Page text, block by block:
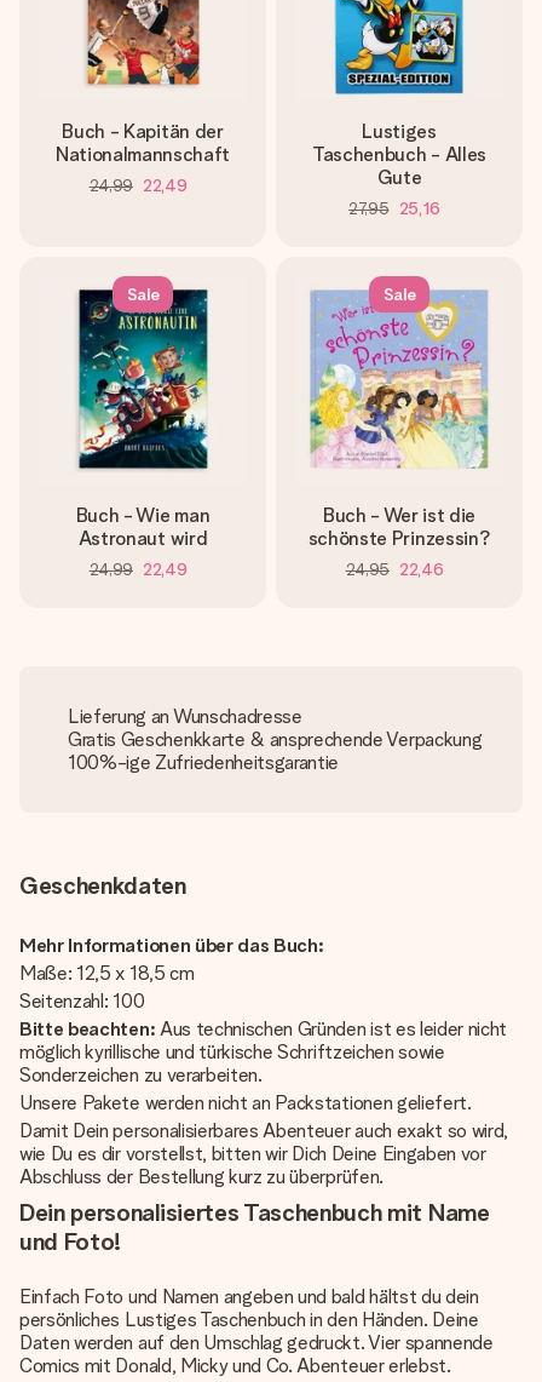
Buch - Kapitän der
Nationalmannschaft
24,99 22,49
Lustiges
Taschenbuch - Alles
Gute
27,95 25,16
Sale
Buch - Wie man
Astronaut wird
24,99 22,49
Sale
Buch - Wer ist die
schönste Prinzessin?
24,95 22,46
Lieferung an Wunschadresse
Gratis Geschenkkarte & ansprechende Verpackung
100%-ige Zufriedenheitsgarantie
Geschenkdaten
Mehr Informationen über das Buch:
Maße: 12,5 x 18,5 cm
Seitenzahl: 100
Bitte beachten: Aus technischen Gründen ist es leider nicht
möglich kyrillische und türkische Schriftzeichen sowie
Sonderzeichen zu verarbeiten.
Unsere Pakete werden nicht an Packstationen geliefert.
Damit Dein personalisierbares Abenteuer auch exakt so wird,
wie Du es dir vorstellst, bitten wir Dich Deine Eingaben vor
Abschluss der Bestellung kurz zu überprüfen.
Dein personalisiertes Taschenbuch mit Name
und Foto!
Einfach Foto und Namen angeben und bald hältst du dein
persönliches Lustiges Taschenbuch in den Händen. Deine
Daten werden auf den Umschlag gedruckt. Vier spannende
Comics mit Donald, Micky und Co. Abenteuer erlebst.